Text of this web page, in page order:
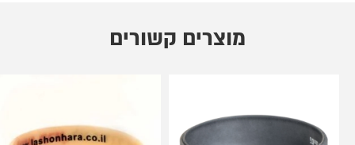
מוצרים קשורים